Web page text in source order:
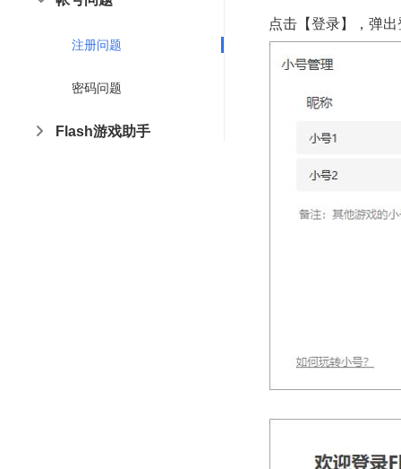
注册问题
密码问题
Flash游戏助手
点击【登录】，弹